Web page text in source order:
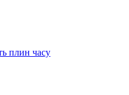
плин часу